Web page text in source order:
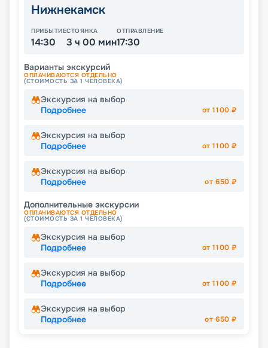
Нижнекамск
ПРИБЫТИЕ
14:30
СТОЯНКА
3 ч 00 мин
ОТПРАВЛЕНИЕ
17:30
Варианты экскурсий
ОПЛАЧИВАЮТСЯ ОТДЕЛЬНО
(СТОИМОСТЬ ЗА 1 ЧЕЛОВЕКА)
Экскурсия на выбор
Подробнее
от1100 ₽
Экскурсия на выбор
Подробнее
от1100 ₽
Экскурсия на выбор
Подробнее
от 650 ₽
Дополнительные экскурсии
ОПЛАЧИВАЮТСЯ ОТДЕЛЬНО
(СТОИМОСТЬ ЗА 1 ЧЕЛОВЕКА)
Экскурсия на выбор
Подробнее
от1100 ₽
Экскурсия на выбор
Подробнее
от1100 ₽
Экскурсия на выбор
Подробнее
от 650 ₽